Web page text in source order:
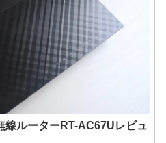
線ルーターRT-AC67Uレビュ